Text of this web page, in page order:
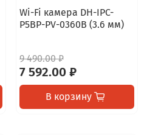
Wi-Fi камера DH-IPC-
P5BP-PV-0360B (3.6 мм)
9 490.00 ₽
7 592.00 ₽
В корзину